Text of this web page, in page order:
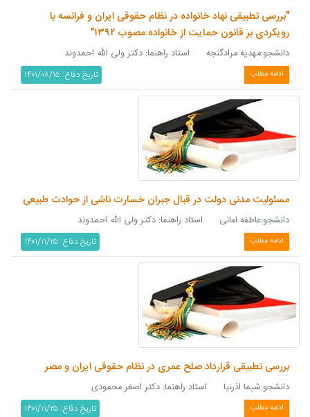
"بررسی تطبیقی نهاد خانواده در نظام حقوقی ایران و فرانسه با
رویکردی بر قانون حمایت از خانواده مصوب ۱۳۹۲"
دانشجو:مهدیه مرادگنجه استاد راهنما: دکتر ولی الله احمدوند
ادامه مطلب تاریخ دفاع: ۱۴۰۱/۰۸/۱۵
مسئولیت مدنی دولت در قبال جبران خسارت ناشی از حوادث طبیعی
دانشجو:عاطفه امانی استاد راهنما: دکتر ولی الله احمدوند
ادامه مطلب تاریخ دفاع: ۱۴۰۱/۱۱/۲۵
بررسی تطبیقی قرارداد صلح عمری در نظام حقوقی ایران و مصر
دانشجو:شیما اذرنیا استاد راهنما: دکتر اصغر محمودی
ادامه مطلب تاریخ دفاع: ۱۴۰۱/۱۱/۲۵